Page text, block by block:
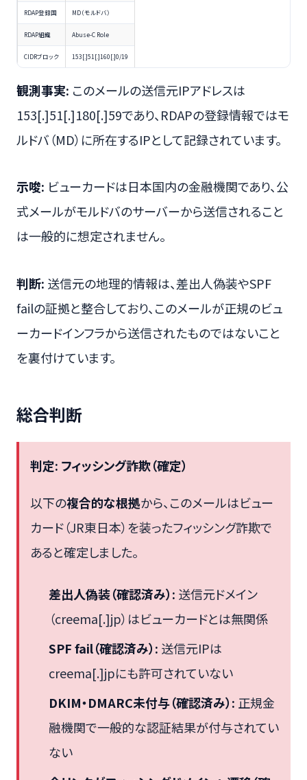
RDAP登録国 MD（モルドバ）
RDAP組織 Abuse-C Role
CIDRブロック 153[.]51[.]160[.]0/19
観測事実: このメールの送信元IPアドレスは
153[.]51[.]180[.]59であり、RDAPの登録情報ではモ
ルドバ（MD）に所在するIPとして記録されています。
示唆: ビューカードは日本国内の金融機関であり、公
式メールがモルドバのサーバーから送信されること
は一般的に想定されません。
判断: 送信元の地理的情報は、差出人偽装やSPF
failの証拠と整合しており、このメールが正規のビュ
ーカードインフラから送信されたものではないこと
を裏付けています。
総合判断
判定: フィッシング詐欺（確定）
以下の複合的な根拠から、このメールはビュー
カード（JR東日本）を装ったフィッシング詐欺で
あると確定しました。
差出人偽装（確認済み）: 送信元ドメイン
（creema[.]jp）はビューカードとは無関係
SPF fail（確認済み）: 送信元IPは
creema[.]jpにも許可されていない
DKIM・DMARC未付与（確認済み）: 正規金
融機関で一般的な認証結果が付与されてい
ない